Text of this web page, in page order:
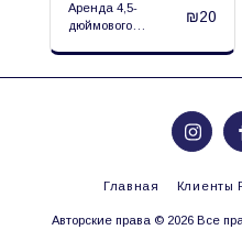
Аренда 4,5-
дюймового
₪20
Главная Клиенты
Авторские права © 2026 Все